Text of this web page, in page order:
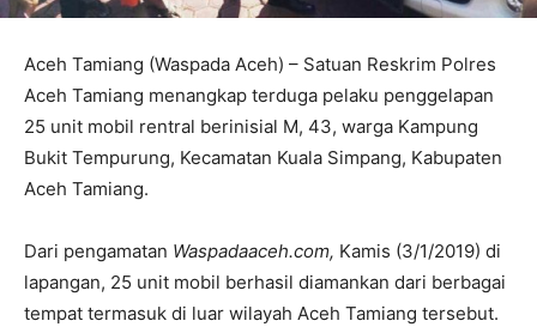
Aceh Tamiang (Waspada Aceh) – Satuan Reskrim Polres
Aceh Tamiang menangkap terduga pelaku penggelapan
25 unit mobil rentral berinisial M, 43, warga Kampung
Bukit Tempurung, Kecamatan Kuala Simpang, Kabupaten
Aceh Tamiang.
Dari pengamatan Waspadaaceh.com, Kamis (3/1/2019) di
lapangan, 25 unit mobil berhasil diamankan dari berbagai
tempat termasuk di luar wilayah Aceh Tamiang tersebut.